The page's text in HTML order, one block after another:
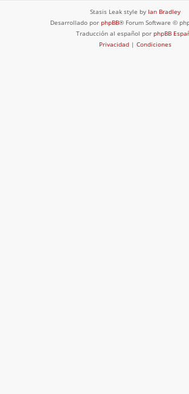
Stasis Leak style by Ian Bradley
Desarrollado por phpBB® Forum Software ©
Traducción al español por phpBB
Privacidad | Condiciones